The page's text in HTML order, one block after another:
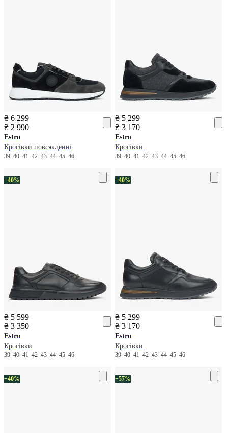
₴ 6 299
₴ 2 990
Estro
Кросівки повсякденні
39 40 41 42 43 44 45 46
₴ 5 299
₴ 3 170
Estro
Кросівки
3940414243444546
−40%
₴ 5 599
₴ 3 350
Estro
Кросівки
39 40 41 42 43 44 45 46
−40%
₴ 5 299
₴ 3 170
Estro
Кросівки
3940414243444546
−40% −57%